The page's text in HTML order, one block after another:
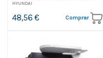
HYUNDAI
48,56 € Comprar